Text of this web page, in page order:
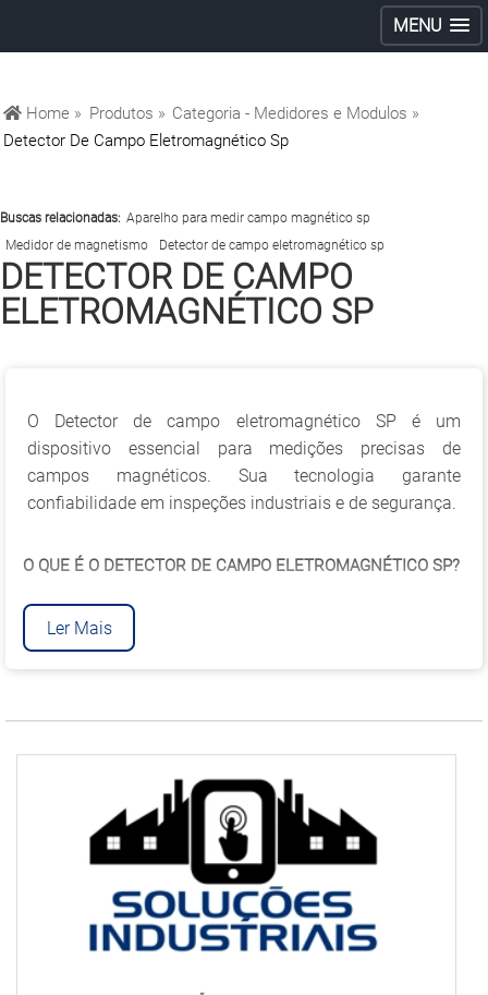
MENU
Home » Produtos » Categoria - Medidores e Modulos »
Detector De Campo Eletromagnético Sp
Buscas relacionadas: Aparelho para medir campo magnético sp
Medidor de magnetismo
Detector de campo eletromagnético sp
DETECTOR DE CAMPO
ELETROMAGNÉTICO SP
O Detector de campo eletromagnético SP é um
dispositivo essencial para medições precisas de
campos magnéticos. Sua tecnologia garante
confiabilidade em inspeções industriais e de segurança.
O QUE É O DETECTOR DE CAMPO ELETROMAGNÉTICO SP?
O Detector de campo eletromagnético SP é um
equipamento especializado em medir e monitorar
Com alta sensibilidade e precisão, este dispositivo é
ideal para analisar fluxos magnéticos em materiais e
equipamentos. Ele permite a identificação de falhas
estruturais e contribui para a manutenção preventiva em
diversos setores, como o automotivo, elétrico e
Ler Mais